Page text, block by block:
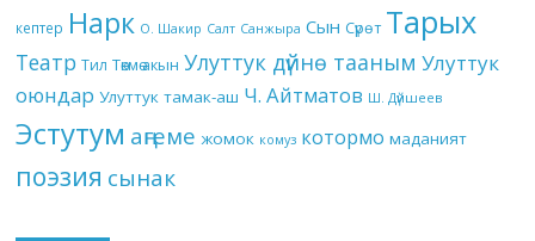
кептер Нарк О. Шакир Салт Санжыра Сын Сүрөт Тарых
Театр Тил Төкмө акын Улуттук дүйнө тааным Улуттук
оюндар Улуттук тамак-аш Ч. Айтматов Ш. Дүйшеев
Эстутум аңгеме жомок комуз котормо маданият
поэзия сынак